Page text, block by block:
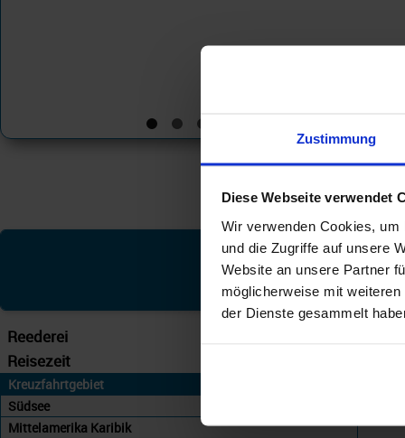
Zustimmung
Diese Webseite verwendet
Wir verwenden Cookies,
und die Zugriffe auf unsere
Website an unsere Partner
möglicherweise mit
der Dienste gesammelt
Reederei
Reisezeit
Kreuzfahrtgebiet
Südsee
Mittelamerika Karibik